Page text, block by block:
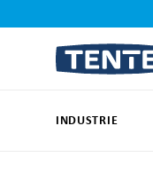
INDUSTRIE